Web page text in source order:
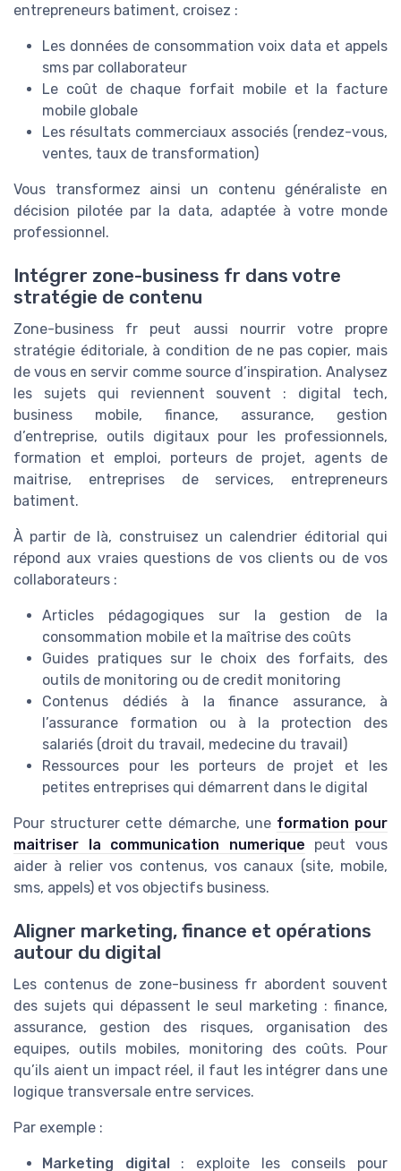
entrepreneurs batiment, croisez :
Les données de consommation voix data et appels
sms par collaborateur
Le coût de chaque forfait mobile et la facture
mobile globale
Les résultats commerciaux associés (rendez-vous,
ventes, taux de transformation)
Vous transformez ainsi un contenu généraliste en
décision pilotée par la data, adaptée à votre monde
professionnel.
Intégrer zone-business fr dans votre
stratégie de contenu
Zone-business fr peut aussi nourrir votre propre
stratégie éditoriale, à condition de ne pas copier, mais
de vous en servir comme source d’inspiration. Analysez
les sujets qui reviennent souvent : digital tech,
business mobile, finance, assurance, gestion
d’entreprise, outils digitaux pour les professionnels,
formation et emploi, porteurs de projet, agents de
maitrise, entreprises de services, entrepreneurs
batiment.
À partir de là, construisez un calendrier éditorial qui
répond aux vraies questions de vos clients ou de vos
collaborateurs :
Articles pédagogiques sur la gestion de la
consommation mobile et la maîtrise des coûts
Guides pratiques sur le choix des forfaits, des
outils de monitoring ou de credit monitoring
Contenus dédiés à la finance assurance, à
l’assurance formation ou à la protection des
salariés (droit du travail, medecine du travail)
Ressources pour les porteurs de projet et les
petites entreprises qui démarrent dans le digital
Pour structurer cette démarche, une formation pour
maitriser la communication numerique peut vous
aider à relier vos contenus, vos canaux (site, mobile,
sms, appels) et vos objectifs business.
Aligner marketing, finance et opérations
autour du digital
Les contenus de zone-business fr abordent souvent
des sujets qui dépassent le seul marketing : finance,
assurance, gestion des risques, organisation des
equipes, outils mobiles, monitoring des coûts. Pour
qu’ils aient un impact réel, il faut les intégrer dans une
logique transversale entre services.
Par exemple :
Marketing digital : exploite les conseils pour